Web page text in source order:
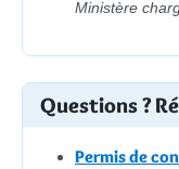
Ministère
Questions ?
Permis de